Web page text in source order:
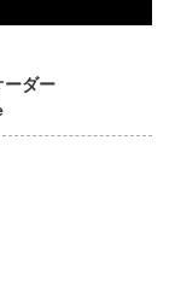
ーダー